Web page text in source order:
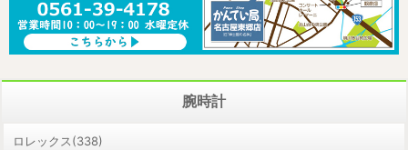
腕時計
ロレックス(338)